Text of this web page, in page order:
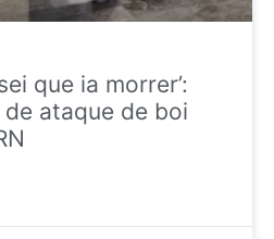
que ia morrer’:
ataque de boi